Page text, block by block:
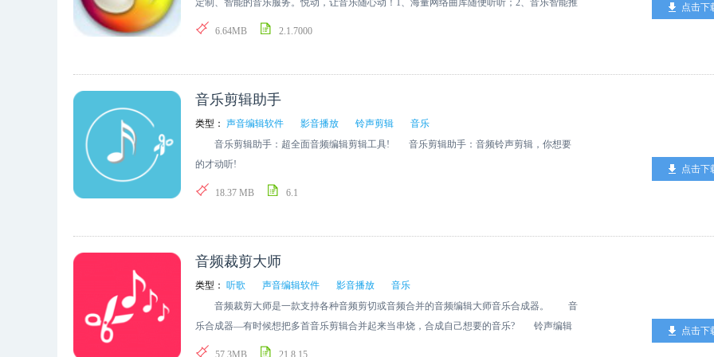
请站外好友，特制音遇暗号，偷偷叫小伙伴来玩 -战队系统，我在战队赛等你来战～
定制、智能的音乐服务。悦动，让音乐随心动！1、海量网络曲库随便听听；2、音乐智能推
荐、频道随心换；3、全新的软件界面，多彩皮肤、更完美的操作体验；4、强大的音乐搜索
加上签名导致下载地址无效的问题；3、修复搜索结果点击更多时出现相同歌曲的问题；4、
修改离线或无网络情况下检查版本重复提示的问题。
6.64MB 2.1.7000
点击下
音乐剪辑助手
类型： 声音编辑软件 影音播放 铃声剪辑
音乐
音乐剪辑助手：超全面音频编辑剪辑工具! 音乐剪辑助手：音频铃声剪辑，你想要
的才动听!
18.37 MB 6.1
点击下
音频裁剪大师
类型： 听歌 声音编辑软件 影音播放
音乐
音频裁剪大师是一款支持各种音频剪切或音频合并的音频编辑大师音乐合成器。 音
乐合成器—有时候想把多首音乐剪辑合并起来当串烧，合成自己想要的音乐? 铃声编辑
—或者想制作属于自己独特的? 音乐剪辑是一款操作方便的MP3剪切合并器工具。支持
57.3MB 21.8.15
点击下